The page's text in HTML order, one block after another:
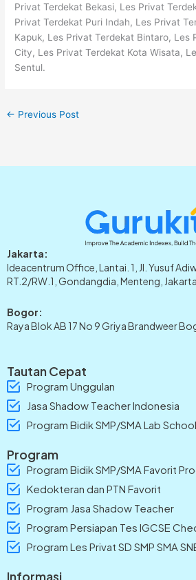
Privat Terdekat Bekasi, Les Privat
Privat Terdekat Puri Indah, Les Privat
Kapuk, Les Privat Terdekat Bintaro, Les
City, Les Privat Terdekat Kota Wisata,
Sentul.
← Previous Post
Jakarta:
Ideacentrum Office, Lantai. 1, Jl. Yusuf
RT.2/RW.1, Gondangdia, Menteng,
Bogor:
Raya Blok AB 17 No 9 Griya Brandweer
Tautan Cepat
Program Unggulan
Jasa Shadow Teacher Indonesia
Program Bidik SMP/SMA Lab School
Program
Program Bidik SMP/SMA Favorit
Kedokteran dan PTN Favorit
Program Jasa Shadow Teacher
Program Persiapan Tes IGCSE
Program Les Privat SD SMP SMA
Informasi